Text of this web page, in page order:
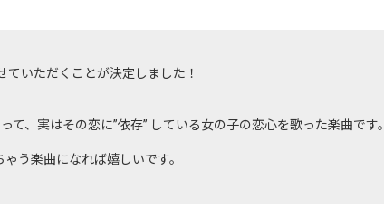
ていただくことが決定しました！
て、実はその恋に”依存” している女の子の恋心を歌った楽曲です。
う楽曲になれば嬉しいです。